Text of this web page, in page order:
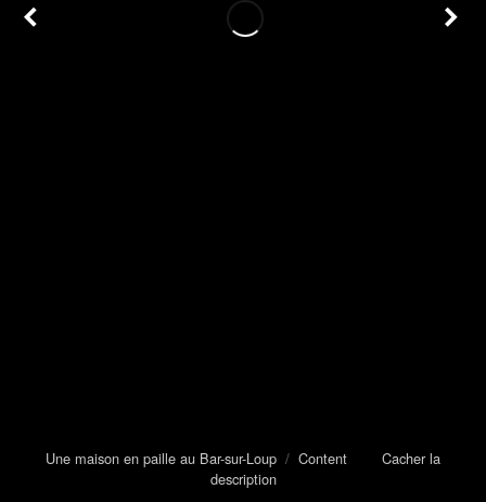
Une maison en paille au Bar-sur-Loup / Content
Cacher la
description